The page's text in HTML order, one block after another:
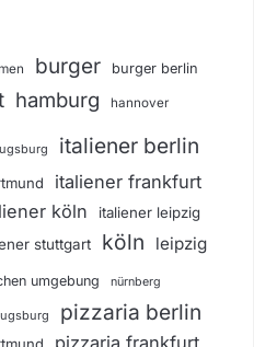
burger burger berlin
hamburg hannover
italiener berlin
italiener frankfurt
köln italiener leipzig
stuttgart köln leipzig
umgebung nürnberg
pizzaria berlin